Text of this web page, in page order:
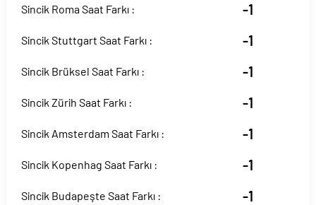
Sincik Roma Saat Farkı : -1
Sincik Stuttgart Saat Farkı : -1
Sincik Brüksel Saat Farkı : -1
Sincik Zürih Saat Farkı : -1
Sincik Amsterdam Saat Farkı : -1
Sincik Kopenhag Saat Farkı : -1
Sincik Budapeşte Saat Farkı : -1